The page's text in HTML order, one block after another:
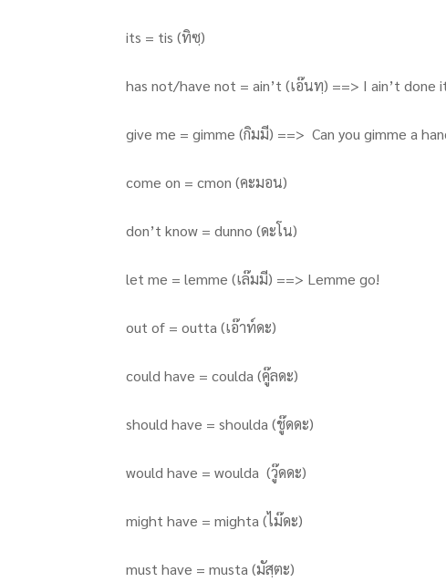
its = tis (ทิซฺ)
has not/have not = ain’t (เอ๊นทฺ) ==> I ain’t done
give me = gimme (กิมมี) ==> Can you gimme a
come on = cmon (คะมอน)
don’t know = dunno (ดะโน)
let me = lemme (เล๊มมี) ==> Lemme go!
out of = outta (เอ๊าท์ดะ)
could have = coulda (คู๊ลดะ)
should have = shoulda (ชู๊ดดะ)
would have = woulda (วู๊ดดะ)
might have = mighta (ไม๊ดะ)
must have = musta (มัสฺตะ)